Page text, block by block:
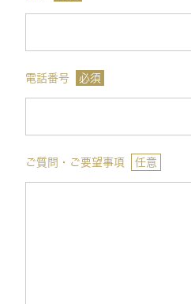
電話番号 必須
ご質問・ご要望事項 任意